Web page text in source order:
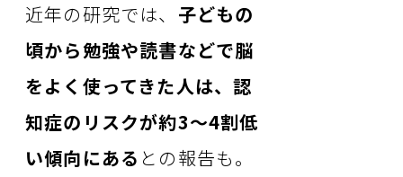
近年の研究では、 子どもの
頃から勉強や読書などで脳
をよく使ってきた人は、認
知症のリスクが約3～4割低
い傾向にある との報告も。